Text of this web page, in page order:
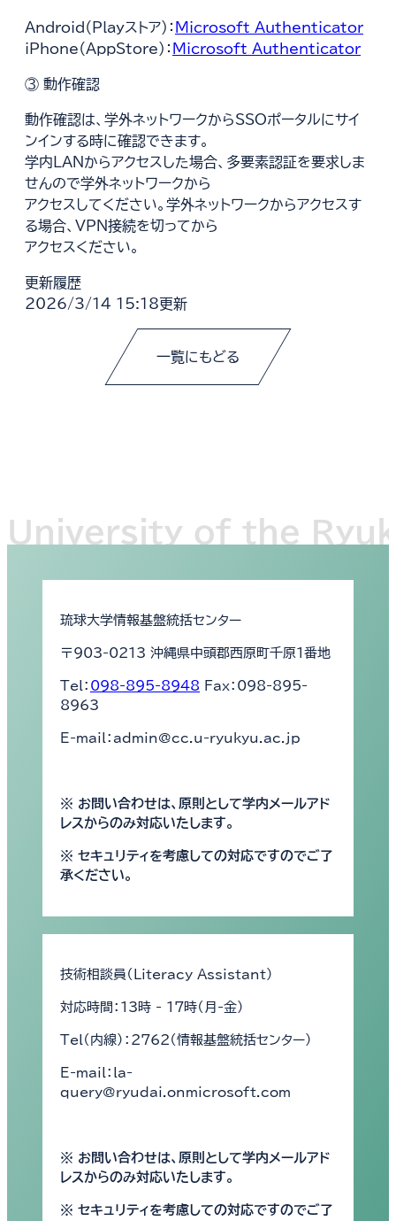
Android（Playストア）： Microsoft Authenticator
で
iPhone（AppStore）： Microsoft Authenticator
ウ
③ 動作確認
動作確認は、学外ネットワークからSSOポータルにサイ
ンインする時に確認できます。
学内LANからアクセスした場合、多要素認証を要求しま
せんので学外ネットワークから
アクセスしてください。学外ネットワークからアクセスす
る場合、VPN接続を切ってから
アクセスください。
更新履歴
2026/3/14 15:18更新
一覧にもどる
琉球大学情報基盤統括センター
〒903-0213 沖縄県中頭郡西原町千原1番地
Tel： 098-895-8948 Fax：098-895-
8963
E-mail：admin@cc.u-ryukyu.ac.jp
※ お問い合わせは、原則として学内メールアド
レスからのみ対応いたします。
※ セキュリティを考慮しての対応ですのでご了
承ください。
技術相談員（Literacy Assistant）
対応時間：13時 - 17時（月-金）
Tel（内線）：2762（情報基盤統括センター）
E-mail：la-
query@ryudai.onmicrosoft.com
※ お問い合わせは、原則として学内メールアド
レスからのみ対応いたします。
※ セキュリティを考慮しての対応ですのでご了